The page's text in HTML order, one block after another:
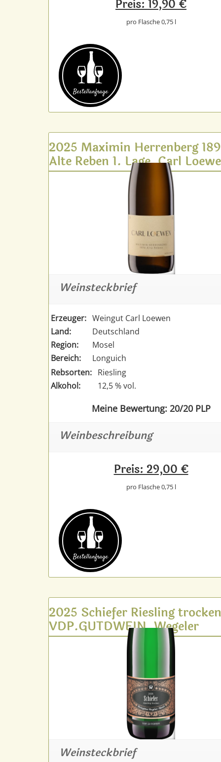
Preis: 19,90 €
pro Flasche 0,75 l
Bestell­anfrage
2025 Maximin Herrenberg
Alte Reben 1. Lage, Carl
Weinsteckbrief
Erzeuger: Weingut Carl Loewen
Land:
Deutschland
Region:
Mosel
Bereich:
Longuich
Rebsorten: Riesling
Alkohol:
12,5 % vol.
Meine Bewertung: 20/20 PLP
Weinbeschreibung
Preis: 29,00 €
pro Flasche 0,75 l
Bestell­anfrage
2025 Schiefer Riesling
VDP.GUTDWEIN, Wegeler
Weinsteckbrief